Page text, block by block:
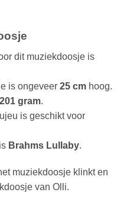
dit muziekdoosje is
is ongeveer 25 cm hoog.
201 gram.
is geschikt voor
Brahms Lullaby.
muziekdoosje klinkt en
van Olli.